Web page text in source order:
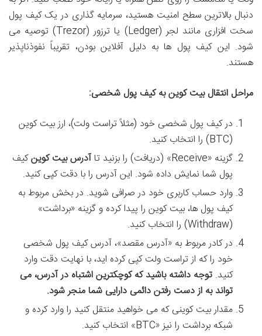
دنبال بالاترین سطح امنیت هستید، سرمایه گذاری در یک کیف پول
سخت افزاری مانند لجر (Ledger) یا ترزور (Trezor) توصیه می
شود. این کیف پول ها به دلیل آفلاین بودن، تقریباً نفوذناپذیر
هستند.
مراحل انتقال بیت کوین به کیف پول شخصی:
در کیف پول شخصی خود (مثلاً تراست ولت)، ارز بیت کوین
(BTC) را انتخاب کنید.
گزینه «Receive» (دریافت) را بزنید تا
آدرس بیت کوینکیف
پول شما نمایش داده شود. این آدرس را با دقت کپی کنید.
وارد حساب کاربری خود در صرافی شوید. در بخش مربوط به
کیف پول ها، بیت کوین را پیدا کرده و گزینه «برداشت»
(Withdraw) را انتخاب کنید.
در کادر مربوط به «آدرس مقصد»، آدرس کیف پول شخصی
خود را که از تراست ولت کپی کرده اید، با نهایت دقت وارد
کنید. توجه داشته باشید که کوچکترین اشتباه در آدرس، می
تواند به از دست رفتن دائمی دارایی شما منجر شود.
مقدار بیت کوینی که می خواهید منتقل کنید را وارد کرده و
شبکه برداشت را نیز «BTC» انتخاب کنید.